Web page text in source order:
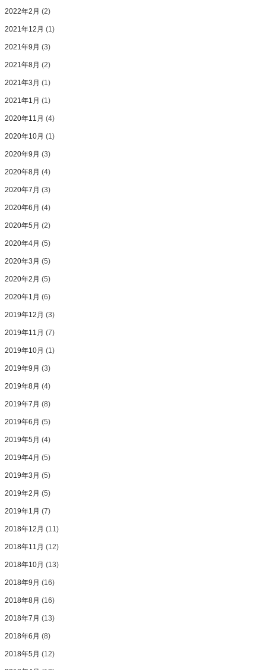
2022年2月 (2)
2021年12月 (1)
2021年9月 (3)
2021年8月 (2)
2021年3月 (1)
2021年1月 (1)
2020年11月 (4)
2020年10月 (1)
2020年9月 (3)
2020年8月 (4)
2020年7月 (3)
2020年6月 (4)
2020年5月 (2)
2020年4月 (5)
2020年3月 (5)
2020年2月 (5)
2020年1月 (6)
2019年12月 (3)
2019年11月 (7)
2019年10月 (1)
2019年9月 (3)
2019年8月 (4)
2019年7月 (8)
2019年6月 (5)
2019年5月 (4)
2019年4月 (5)
2019年3月 (5)
2019年2月 (5)
2019年1月 (7)
2018年12月 (11)
2018年11月 (12)
2018年10月 (13)
2018年9月 (16)
2018年8月 (16)
2018年7月 (13)
2018年6月 (8)
2018年5月 (12)